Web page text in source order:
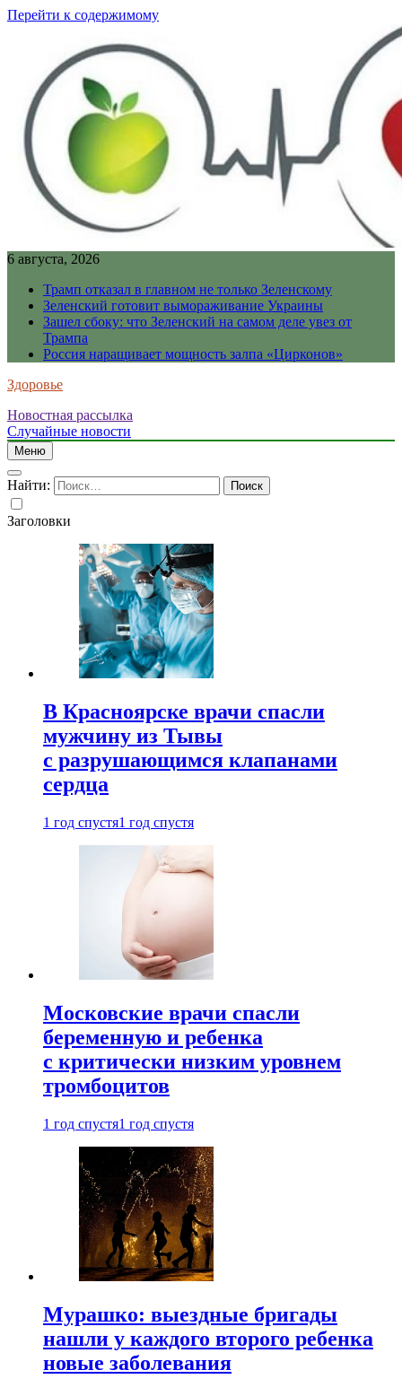
Перейти к содержимому
6 августа, 2026
Трамп отказал в главном не только Зеленскому
Зеленский готовит вымораживание Украины
Зашел сбоку: что Зеленский на самом деле увез от
Трампа
Россия наращивает мощность залпа «Цирконов»
Здоровье
Новостная рассылка
Случайные новости
Меню
Найти:
Заголовки
В Красноярске врачи спасли
мужчину из Тывы
с разрушающимся клапанами
сердца
1 год спустя1 год спустя
Московские врачи спасли
беременную и ребенка
с критически низким уровнем
тромбоцитов
1 год спустя1 год спустя
Мурашко: выездные бригады
нашли у каждого второго ребенка
новые заболевания